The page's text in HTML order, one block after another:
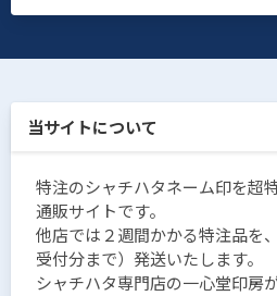
当サイトについて
特注のシャチハタネーム印を超
通販サイトです。
他店では２週間かかる特注品を
受付分まで）発送いたします。
シャチハタ専門店の一心堂印房